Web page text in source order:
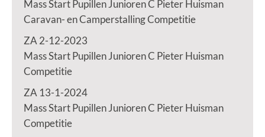
Mass Start Pupillen Junioren C Pieter Huisman
Caravan- en Camperstalling Competitie
ZA 2-12-2023
Mass Start Pupillen Junioren C Pieter Huisman
Competitie
ZA 13-1-2024
Mass Start Pupillen Junioren C Pieter Huisman
Competitie